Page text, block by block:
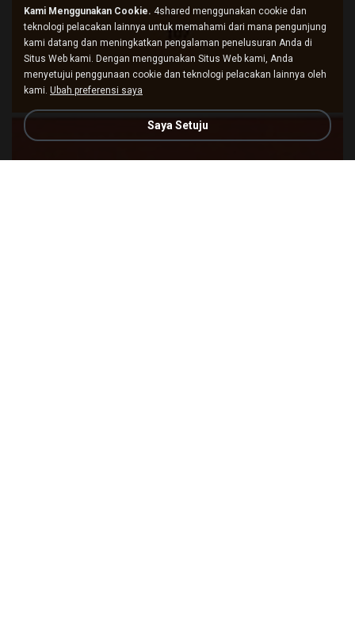
Kami Menggunakan Cookie. 4shared menggunakan cookie dan
teknologi pelacakan lainnya untuk memahami dari mana pengunjung
kami datang dan meningkatkan pengalaman penelusuran Anda di
Situs Web kami. Dengan menggunakan Situs Web kami, Anda
menyetujui penggunaan cookie dan teknologi pelacakan lainnya oleh
kami. Ubah preferensi saya
Saya Setuju